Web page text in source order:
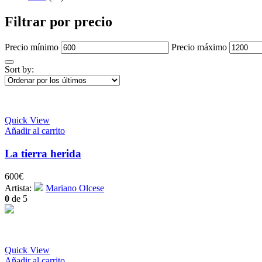
Filtrar por precio
Precio mínimo Precio máximo
Sort by:
Quick View
Añadir al carrito
La tierra herida
600€
Artista:
Mariano Olcese
0 de 5
Quick View